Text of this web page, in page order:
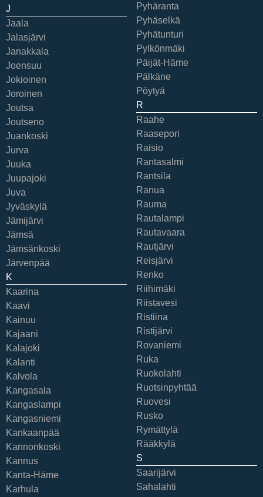
J
Jaala
Jalasjärvi
Janakkala
Joensuu
Jokioinen
Joroinen
Joutsa
Joutseno
Juankoski
Jurva
Juuka
Juupajoki
Juva
Jyväskylä
Jämijärvi
Jämsä
Jämsänkoski
Järvenpää
K
Kaarina
Kaavi
Kainuu
Kajaani
Kalajoki
Kalanti
Kalvola
Kangasala
Kangaslampi
Kangasniemi
Kankaanpää
Kannonkoski
Kannus
Kanta-Häme
Karhula
Pyhäranta
Pyhäselkä
Pyhätunturi
Pylkönmäki
Päijät-Häme
Pälkäne
Pöytyä
R
Raahe
Raasepori
Raisio
Rantasalmi
Rantsila
Ranua
Rauma
Rautalampi
Rautavaara
Rautjärvi
Reisjärvi
Renko
Riihimäki
Riistavesi
Ristiina
Ristijärvi
Rovaniemi
Ruka
Ruokolahti
Ruotsinpyhtää
Ruovesi
Rusko
Rymättylä
Rääkkylä
S
Saarijärvi
Sahalahti